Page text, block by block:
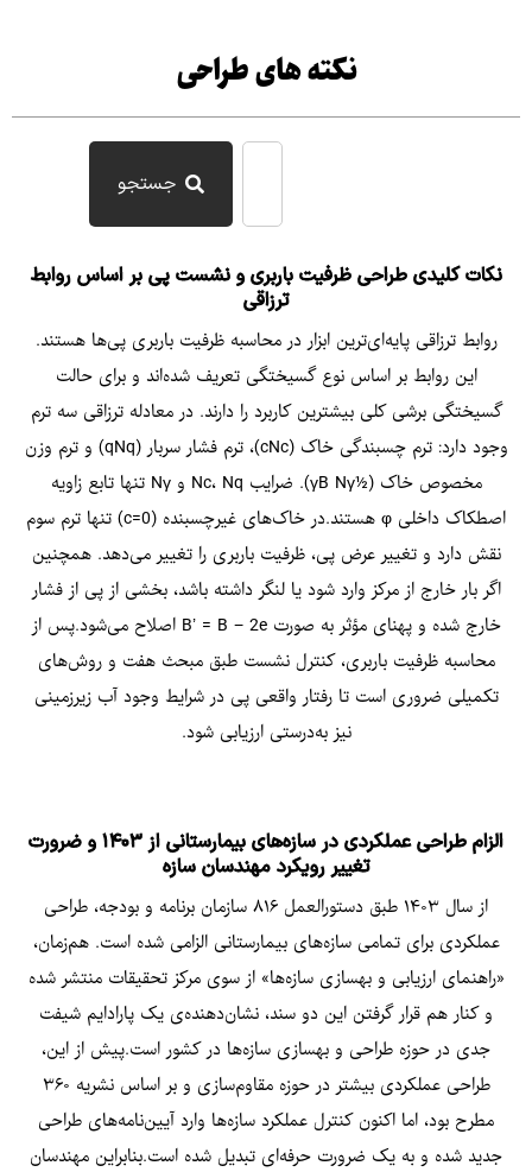
نکته های طراحی
جستجو
نکات کلیدی طراحی ظرفیت باربری و نشست پی بر اساس روابط
ترزاقی
روابط ترزاقی پایه‌ای‌ترین ابزار در محاسبه ظرفیت باربری پی‌ها هستند.
این روابط بر اساس نوع گسیختگی تعریف شده‌اند و برای حالت
گسیختگی برشی کلی بیشترین کاربرد را دارند. در معادله ترزاقی سه ترم
وجود دارد: ترم چسبندگی خاک (cNc)، ترم فشار سربار (qNq) و ترم وزن
مخصوص خاک (½γB Nγ). ضرایب Nc، Nq و Nγ تنها تابع زاویه
اصطکاک داخلی φ هستند.در خاک‌های غیرچسبنده (c=0) تنها ترم سوم
نقش دارد و تغییر عرض پی، ظرفیت باربری را تغییر می‌دهد. همچنین
اگر بار خارج از مرکز وارد شود یا لنگر داشته باشد، بخشی از پی از فشار
خارج شده و پهنای مؤثر به صورت B’ = B − 2e اصلاح می‌شود.پس از
محاسبه ظرفیت باربری، کنترل نشست طبق مبحث هفت و روش‌های
تکمیلی ضروری است تا رفتار واقعی پی در شرایط وجود آب زیرزمینی
نیز به‌درستی ارزیابی شود.
الزام طراحی عملکردی در سازه‌های بیمارستانی از ۱۴۰۳ و ضرورت
تغییر رویکرد مهندسان سازه
از سال ۱۴۰۳ طبق دستورالعمل ۸۱۶ سازمان برنامه و بودجه، طراحی
عملکردی برای تمامی سازه‌های بیمارستانی الزامی شده است. هم‌زمان،
«راهنمای ارزیابی و بهسازی سازه‌ها» از سوی مرکز تحقیقات منتشر شده
و کنار هم قرار گرفتن این دو سند، نشان‌دهنده‌ی یک پارادایم شیفت
جدی در حوزه طراحی و بهسازی سازه‌ها در کشور است.پیش از این،
طراحی عملکردی بیشتر در حوزه مقاوم‌سازی و بر اساس نشریه ۳۶۰
مطرح بود، اما اکنون کنترل عملکرد سازه‌ها وارد آیین‌نامه‌های طراحی
جدید شده و به یک ضرورت حرفه‌ای تبدیل شده است.بنابراین مهندسان